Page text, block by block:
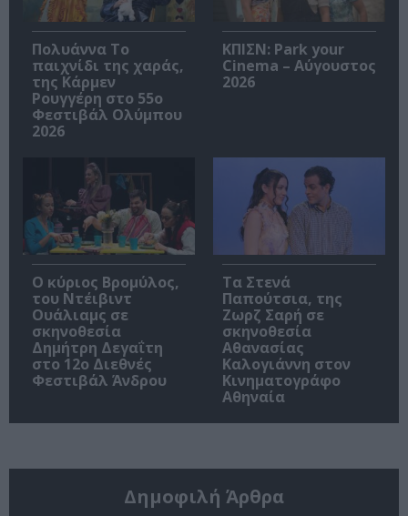
Πολυάννα Το
παιχνίδι της χαράς,
της Κάρμεν
Ρουγγέρη στο 55ο
Φεστιβάλ Ολύμπου
2026
ΚΠΙΣΝ: Park your
Cinema – Αύγουστος
2026
O κύριος Βρομύλος,
του Ντέιβιντ
Ουάλιαμς σε
σκηνοθεσία
Δημήτρη Δεγαΐτη
στο 12ο Διεθνές
Φεστιβάλ Άνδρου
Τα Στενά
Παπούτσια, της
Ζωρζ Σαρή σε
σκηνοθεσία
Αθανασίας
Καλογιάννη στον
Κινηματογράφο
Αθηναία
Δημοφιλή Άρθρα